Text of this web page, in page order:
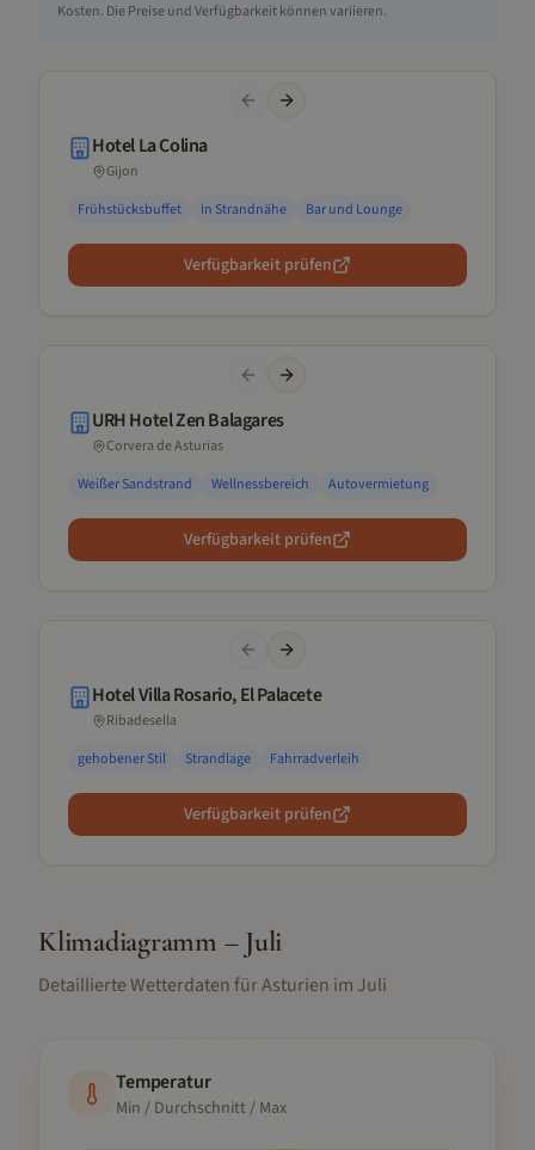
Kosten. Die Preise und Verfügbarkeit können variieren.
Previous slide
Next slide
Hotel La Colina
Gijon
Frühstücksbuffet
In Strandnähe Bar und Lounge
Verfügbarkeit prüfen
Previous slide
Next slide
URH Hotel Zen Balagares
Corvera de Asturias
Weißer Sandstrand
Wellnessbereich Autovermietung
Verfügbarkeit prüfen
Previous slide
Next slide
Hotel Villa Rosario, El Palacete
Ribadesella
gehobener Stil
Strandlage Fahrradverleih
Verfügbarkeit prüfen
Klimadiagramm – Juli
Detaillierte Wetterdaten fürAsturien im Juli
Temperatur
Min / Durchschnitt / Max